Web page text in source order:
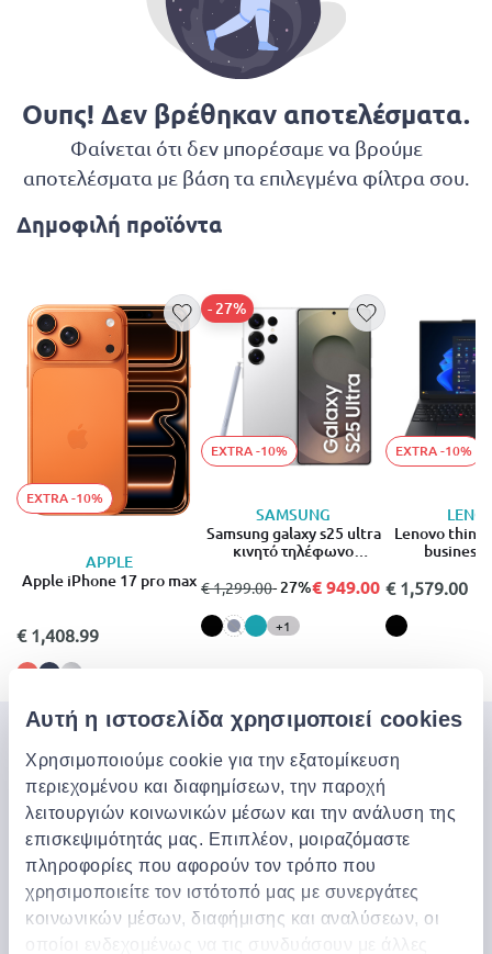
Αυτή η ιστοσελίδα χρησιμοποιεί cookies
Χρησιμοποιούμε cookie για την εξατομίκευση
περιεχομένου και διαφημίσεων, την παροχή
λειτουργιών κοινωνικών μέσων και την ανάλυση της
επισκεψιμότητάς μας. Επιπλέον, μοιραζόμαστε
πληροφορίες που αφορούν τον τρόπο που
χρησιμοποιείτε τον ιστότοπό μας με συνεργάτες
κοινωνικών μέσων, διαφήμισης και αναλύσεων, οι
οποίοι ενδεχομένως να τις συνδυάσουν με άλλες
Ουπς! Δεν βρέθηκαν αποτελέσματα.
Φαίνεται ότι δεν μπορέσαμε να βρούμε
αποτελέσματα με βάση τα επιλεγμένα φίλτρα σου.
Δημοφιλή προϊόντα
EXTRA -10%
APPLE
Apple iPhone 17 pro max
€ 1,408.99
EXTRA -10%
SAMSUNG
Samsung galaxy s25 ultra
κινητό τηλέφωνο
από
€ 1,299.00σε
- 27%
- 27%€ 949.00
+1
EXTRA -10%
Lenovo
business
€ 1,579.00
Μπες στον κόσμο της
Jinius
Εάν θέλετε να αποκτήσετε έγκαιρη πρόσβαση σε
αποκλειστικές προσφορές, νέα προϊόντα και τα
τελευταία μας νέα, εγγραφείτε παρακάτω.